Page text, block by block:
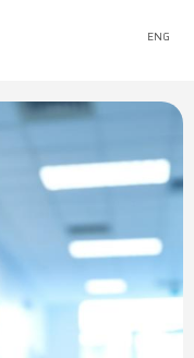
ENG